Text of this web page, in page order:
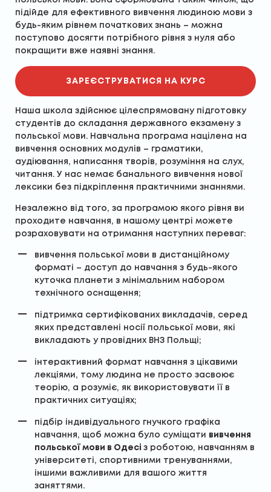
підійде для ефективного вивчення людиною мови з
будь-яким рівнем початкових знань – можна
поступово досягти потрібного рівня з нуля або
покращити вже наявні знання.
ЗАРЕЄСТРУВАТИСЯ НА КУРС
Наша школа здійснює цілеспрямовану підготовку
студентів до складання державного екзамену з
польської мови. Навчальна програма націлена на
вивчення основних модулів – граматики,
аудіювання, написання творів, розуміння на слух,
читання. У нас немає банального вивчення нової
лексики без підкріплення практичними знаннями.
Незалежно від того, за програмою якого рівня ви
проходите навчання, в нашому центрі можете
розраховувати на отримання наступних переваг:
вивчення польської мови в дистанційному
форматі – доступ до навчання з будь-якого
куточка планети з мінімальним набором
технічного оснащення;
підтримка сертифікованих викладачів, серед
яких представлені носії польської мови, які
викладають у провідних ВНЗ Польщі;
інтерактивний формат навчання з цікавими
лекціями, тому людина не просто засвоює
теорію, а розуміє, як використовувати її в
практичних ситуаціях;
підбір індивідуального гнучкого графіка
навчання, щоб можна було суміщати вивчення
польської мови в Одесі з роботою, навчанням в
університеті, спортивними тренуваннями,
іншими важливими для вашого життя
заняттями.